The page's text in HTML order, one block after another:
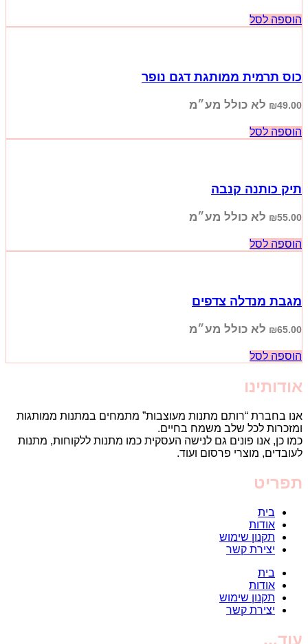
הוספה לסל
כוס תרמית ממותגת דגם נופר
₪49.00 לא כולל מע״מ
הוספה לסל
תיק כותנה קנבה
₪55.00 לא כולל מע״מ
הוספה לסל
מגבת מנדלה צדפים
₪65.00 לא כולל מע״מ
הוספה לסל
אודותינו
אנו בחברת “רותם מתנות מעוצבות” מתמחים במתנות ממותגות
ומזכרות לכל שלב משמח בחיים.
כמו כן, אנו פונים גם לנישה העסקית כמו מתנות ללקוחות, מתנות
לעובדים, מוצרי פרסום ועוד.
תפריט
בית
אודות
תקנון שימוש
יצירת קשר
בית
אודות
תקנון שימוש
יצירת קשר
עוד...